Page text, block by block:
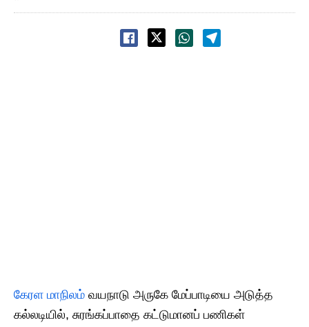
கேரள மாநிலம் வயநாடு அருகே மேப்பாடியை அடுத்த
கல்லடியில், சுரங்கப்பாதை கட்டுமானப் பணிகள்